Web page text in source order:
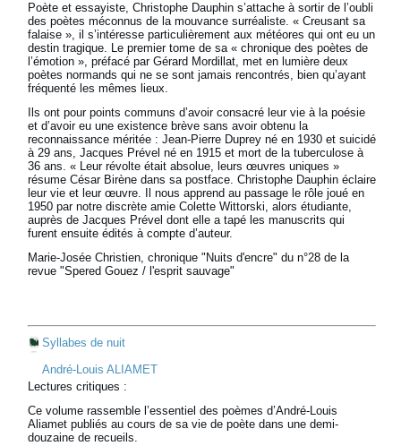
Poète et essayiste, Christophe Dauphin s’attache à sortir de l’oubli
des poètes méconnus de la mouvance surréaliste. « Creusant sa
falaise », il s’intéresse particulièrement aux météores qui ont eu un
destin tragique. Le premier tome de sa « chronique des poètes de
l’émotion », préfacé par Gérard Mordillat, met en lumière deux
poètes normands qui ne se sont jamais rencontrés, bien qu’ayant
fréquenté les mêmes lieux.
Ils ont pour points communs d’avoir consacré leur vie à la poésie
et d’avoir eu une existence brève sans avoir obtenu la
reconnaissance méritée : Jean-Pierre Duprey né en 1930 et suicidé
à 29 ans, Jacques Prével né en 1915 et mort de la tuberculose à
36 ans. « Leur révolte était absolue, leurs œuvres uniques »
résume César Birène dans sa postface. Christophe Dauphin éclaire
leur vie et leur œuvre. Il nous apprend au passage le rôle joué en
1950 par notre discrète amie Colette Wittorski, alors étudiante,
auprès de Jacques Prével dont elle a tapé les manuscrits qui
furent ensuite édités à compte d’auteur.
Marie-Josée Christien, chronique "Nuits d'encre" du n°28 de la
revue "Spered Gouez / l'esprit sauvage"
Syllabes de nuit
André-Louis ALIAMET
Lectures critiques :
Ce volume rassemble l’essentiel des poèmes d’André-Louis
Aliamet publiés au cours de sa vie de poète dans une demi-
douzaine de recueils.